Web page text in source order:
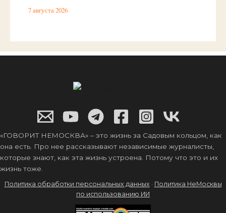
7 августа 2026
«ГОВОРИТ НЕМОСКВА» – это жизнь за Садовым кольцом, как
она есть. Про нее рассказывают независимые журналисты,
которые знают, как эта жизнь устроена. Потому что это и их
жизнь тоже.
Политика обработки персональных данных · Политика НеМосквы
по использованию ИИ